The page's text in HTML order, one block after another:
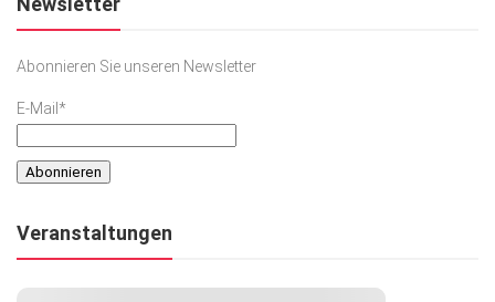
Abonnieren Sie unseren Newsletter
E-Mail*
Veranstaltungen